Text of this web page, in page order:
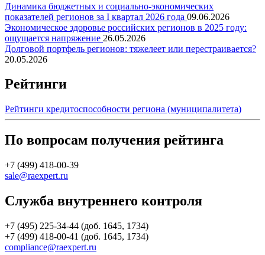
Динамика бюджетных и социально-экономических
показателей регионов за I квартал 2026 года 09.06.2026
Экономическое здоровье российских регионов в 2025 году:
ощущается напряжение 26.05.2026
Долговой портфель регионов: тяжелеет или перестраивается?
20.05.2026
Рейтинги
Рейтинги кредитоспособности региона (муниципалитета)
По вопросам получения рейтинга
+7 (499) 418-00-39
sale@raexpert.ru
Служба внутреннего контроля
+7 (495) 225-34-44 (доб. 1645, 1734)
+7 (499) 418-00-41 (доб. 1645, 1734)
compliance@raexpert.ru